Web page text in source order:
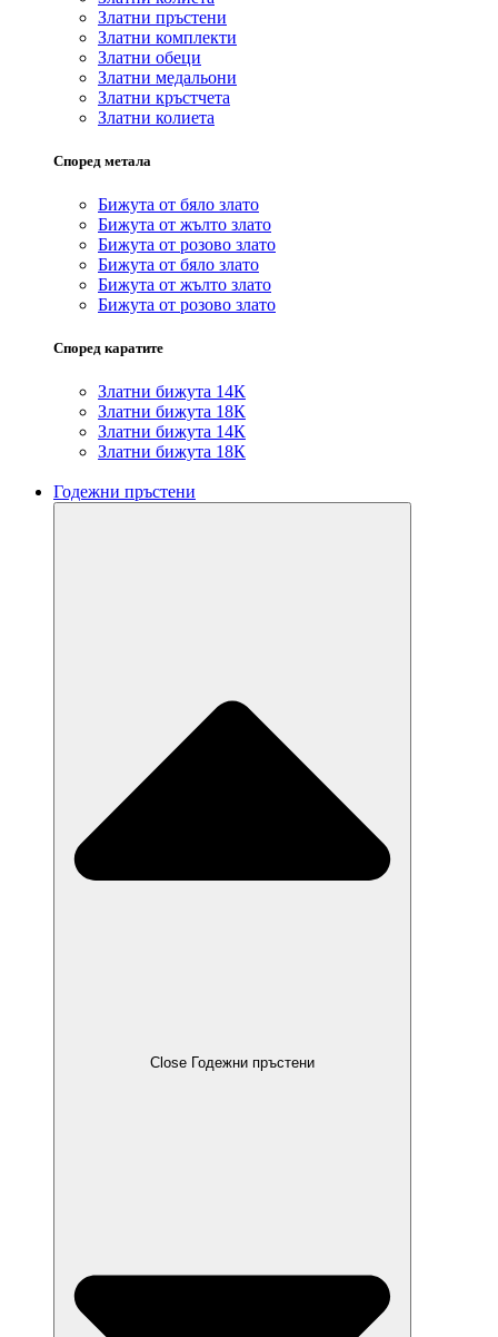
Златни пръстени
Златни комплекти
Златни обеци
Златни медальони
Златни кръстчета
Златни колиета
Според метала
Бижута от бяло злато
Бижута от жълто злато
Бижута от розово злато
Бижута от бяло злато
Бижута от жълто злато
Бижута от розово злато
Според каратите
Златни бижута 14К
Златни бижута 18К
Златни бижута 14К
Златни бижута 18К
Годежни пръстени
Close Годежни пръстени